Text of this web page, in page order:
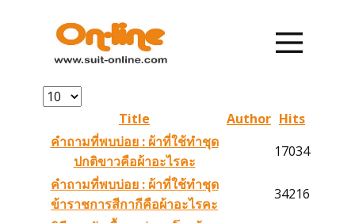
หน้าแรก
รายการสินค้า
การสั่งซื้อ
การชำระเงิน
Title Author Hits
คำถามที่พบบ่อย : ผ้าที่ใช้ทำชุด
ปกติขาวคือผ้าอะไรคะ
17034
คำถามที่พบบ่อย : ผ้าที่ใช้ทำชุด
ข้าราชการสีกากีคือผ้าอะไรคะ
34216